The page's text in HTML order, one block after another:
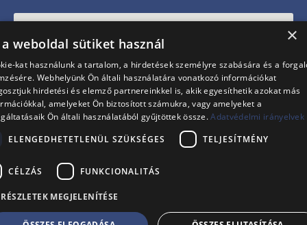
IRATKOZZ FEL
×
a weboldal sütiket használ
kat használunk a tartalom, a hirdetések személyre szabására és a
Webhelyünk Ön általi használatára vonatkozó információkat
hirdetési és elemző partnereinkkel is, akik egyesíthetik azokat más
amelyeket Ön biztosított számukra, vagy amelyeket a
Ön általi használatából gyűjtöttek össze.Adatvédelmi irányelvek
ELENGEDHETETLENÜL SZÜKSÉGES
TELJESÍTMÉNY
CÉLZÁS FUNKCIONALITÁS
RÉSZLETEK MEGJELENÍTÉSE